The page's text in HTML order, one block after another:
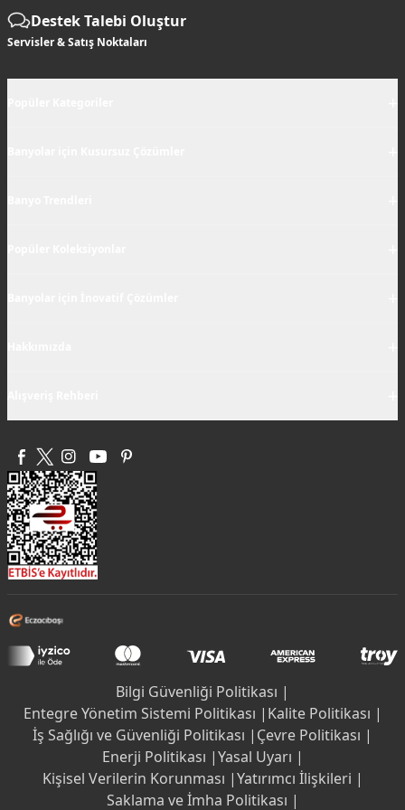
Destek Talebi Oluştur
Servisler & Satış Noktaları
Bilgi Güvenliği Politikası |
Entegre Yönetim Sistemi Politikası | Kalite Politikası |
İş Sağlığı ve Güvenliği Politikası | Çevre Politikası |
Enerji Politikası |Yasal Uyarı |
Kişisel Verilerin Korunması |Yatırımcı İlişkileri |
Saklama ve İmha Politikası |